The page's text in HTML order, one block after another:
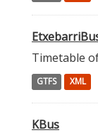
Timetable
GTFS XML
KBus